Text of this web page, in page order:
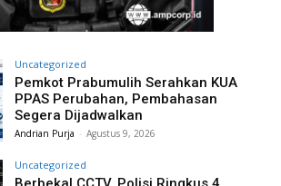
Uncategorized
Pemkot Prabumulih Serahkan KUA
PPAS Perubahan, Pembahasan
Segera Dijadwalkan
Andrian Purja - Agustus 9, 2026
Uncategorized